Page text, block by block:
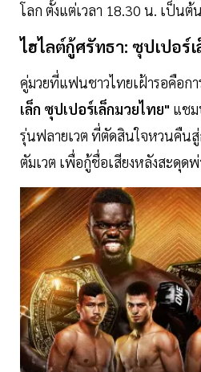
โลก ตั้งแต่เวลา 18.30 น. เป็นต้
ไฮไลต์กู้ศรัทธา: ซุปเปอร์
คู่มวยที่แฟนชาวไทยเฝ้ารอคือกา
เล็ก ซุปเปอร์เล็กมวยไทย" แชม
รุ่นฟลายเวต ที่ตัดสินใจหวนคืน
ตัมเวต เพื่อกู้ชื่อเสียงหลังสะดุด